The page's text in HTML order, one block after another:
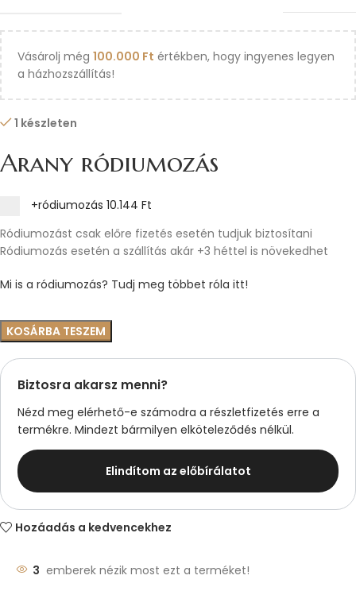
Vásárolj még 100.000 Ft értékben, hogy ingyenes legyen
a házhozszállítás!
1 készleten
Arany ródiumozás
+ródiumozás 10.144 Ft
Ródiumozást csak előre fizetés esetén tudjuk biztosítani
Ródiumozás esetén a szállítás akár +3 héttel is növekedhet
Mi is a ródiumozás? Tudj meg többet róla itt!
KOSÁRBA TESZEM
Biztosra akarsz menni?
Nézd meg elérhető-e számodra a részletfizetés erre a
termékre. Mindezt bármilyen elköteleződés nélkül.
Elindítom az előbírálatot
Hozáadás a kedvencekhez
3 emberek nézik most ezt a terméket!